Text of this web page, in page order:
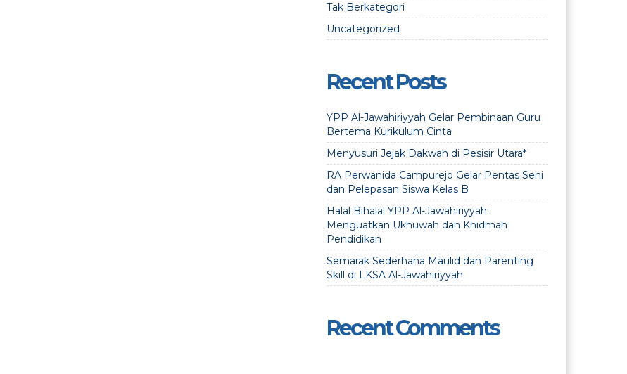
Tak Berkategori
Uncategorized
Recent Posts
YPP Al-Jawahiriyyah Gelar Pembinaan Guru
Bertema Kurikulum Cinta
Menyusuri Jejak Dakwah di Pesisir Utara*
RA Perwanida Campurejo Gelar Pentas Seni
dan Pelepasan Siswa Kelas B
Halal Bihalal YPP Al-Jawahiriyyah:
Menguatkan Ukhuwah dan Khidmah
Pendidikan
Semarak Sederhana Maulid dan Parenting
Skill di LKSA Al-Jawahiriyyah
Recent Comments